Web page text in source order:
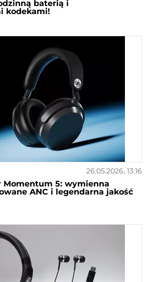
baterią i
kodekami!
26.05.2026, 13:16
Momentum 5: wymienna
ANC i legendarna jakość